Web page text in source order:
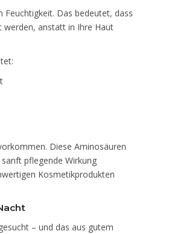
Das bedeutet, dass
werden, anstatt in Ihre Haut
Diese Aminosäuren
pflegende Wirkung
Kosmetikprodukten
– und das aus gutem